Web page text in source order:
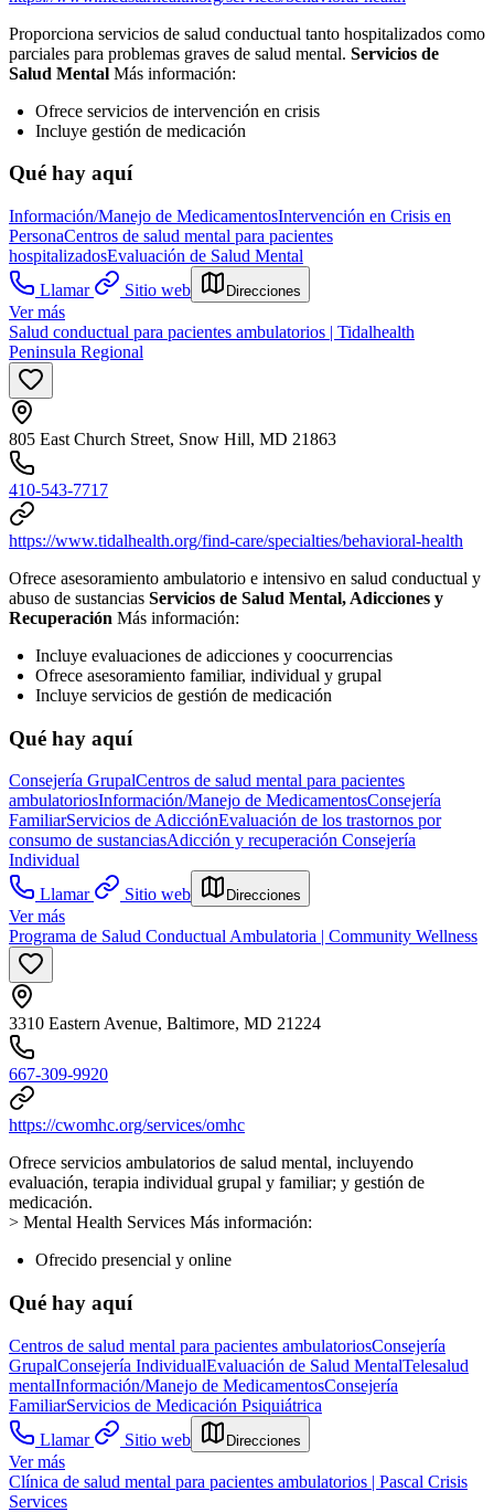
Proporciona servicios de salud conductual tanto hospitalizados como
parciales para problemas graves de salud mental. Servicios de
Salud Mental Más información:
Ofrece servicios de intervención en crisis
Incluye gestión de medicación
Qué hay aquí
Información/Manejo de MedicamentosIntervención en Crisis en
PersonaCentros de salud mental para pacientes
hospitalizadosEvaluación de Salud Mental
Llamar
Sitio web Direcciones
Ver más
Salud conductual para pacientes ambulatorios | Tidalhealth
Peninsula Regional
805 East Church Street, Snow Hill, MD 21863
410-543-7717
https://www.tidalhealth.org/find-care/specialties/behavioral-health
Ofrece asesoramiento ambulatorio e intensivo en salud conductual y
abuso de sustancias Servicios de Salud Mental, Adicciones y
Recuperación Más información:
Incluye evaluaciones de adicciones y coocurrencias
Ofrece asesoramiento familiar, individual y grupal
Incluye servicios de gestión de medicación
Qué hay aquí
Consejería GrupalCentros de salud mental para pacientes
ambulatoriosInformación/Manejo de MedicamentosConsejería
FamiliarServicios de AdicciónEvaluación de los trastornos por
consumo de sustanciasAdicción y recuperación Consejería
Individual
Llamar
Sitio web Direcciones
Ver más
Programa de Salud Conductual Ambulatoria | Community Wellness
3310 Eastern Avenue, Baltimore, MD 21224
667-309-9920
https://cwomhc.org/services/omhc
Ofrece servicios ambulatorios de salud mental, incluyendo
evaluación, terapia individual grupal y familiar; y gestión de
medicación.
> Mental Health Services Más información:
Ofrecido presencial y online
Qué hay aquí
Centros de salud mental para pacientes ambulatoriosConsejería
GrupalConsejería IndividualEvaluación de Salud MentalTelesalud
mentalInformación/Manejo de MedicamentosConsejería
FamiliarServicios de Medicación Psiquiátrica
Llamar
Sitio web Direcciones
Ver más
Clínica de salud mental para pacientes ambulatorios | Pascal Crisis
Services